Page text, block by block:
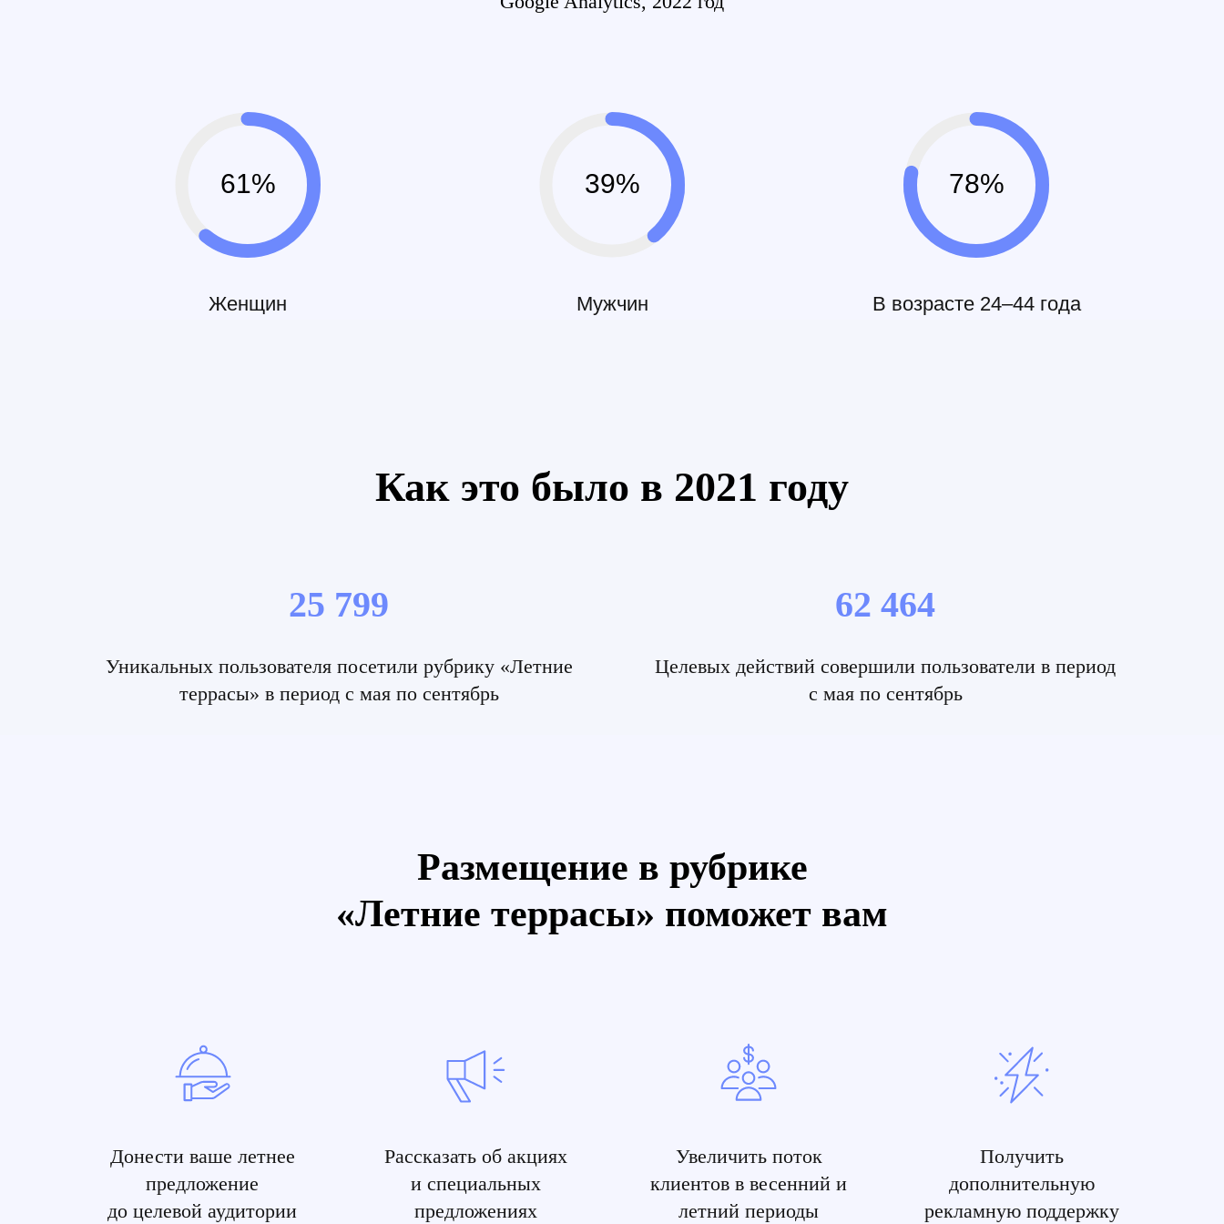
61%
Женщин
39%
Мужчин
78%
В возрасте 24–44 года
Как это было в 2021 году
25 799
Уникальных пользователя посетили рубрику «Летние
террасы» в период с мая по сентябрь
62 464
Целевых действий совершили пользователи в период
с мая по сентябрь
Размещение в рубрике
«Летние террасы» поможет вам
Донести ваше летнее
предложение
до целевой аудитории
Рассказать об акциях
и специальных
предложениях
Увеличить поток
клиентов в весенний и
летний периоды
Получить
дополнительную
рекламную поддержку